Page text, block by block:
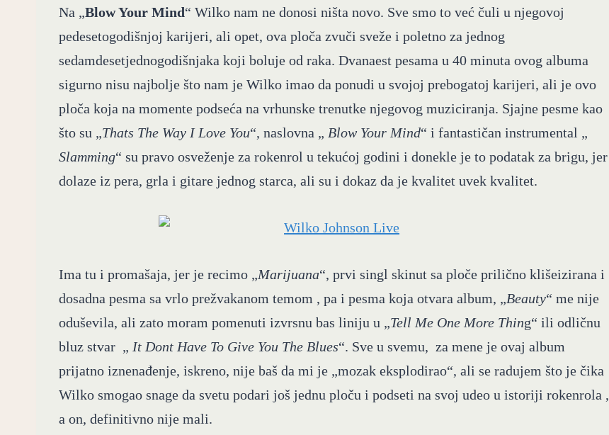
Na „Blow Your Mind“ Wilko nam ne donosi ništa novo. Sve smo to već čuli u njegovoj
pedesetogodišnjoj karijeri, ali opet, ova ploča zvuči sveže i poletno za jednog
sedamdesetjednogodišnjaka koji boluje od raka. Dvanaest pesama u 40 minuta ovog albuma
sigurno nisu najbolje što nam je Wilko imao da ponudi u svojoj prebogatoj karijeri, ali je ovo
ploča koja na momente podseća na vrhunske trenutke njegovog muziciranja. Sjajne pesme kao
što su „Thats The Way I Love You“, naslovna „ Blow Your Mind“ i fantastičan instrumental „
Slamming“ su pravo osveženje za rokenrol u tekućoj godini i donekle je to podatak za brigu, jer
dolaze iz pera, grla i gitare jednog starca, ali su i dokaz da je kvalitet uvek kvalitet.
Ima tu i promašaja, jer je recimo „Marijuana“, prvi singl skinut sa ploče prilično klišeizirana i
dosadna pesma sa vrlo prežvakanom temom , pa i pesma koja otvara album, „Beauty“ me nije
oduševila, ali zato moram pomenuti izvrsnu bas liniju u „Tell Me One More Thing“ ili odličnu
bluz stvar „ It Dont Have To Give You The Blues“. Sve u svemu, za mene je ovaj album
prijatno iznenađenje, iskreno, nije baš da mi je „mozak eksplodirao“, ali se radujem što je čika
Wilko smogao snage da svetu podari još jednu ploču i podseti na svoj udeo u istoriji rokenrola ,
a on, definitivno nije mali.